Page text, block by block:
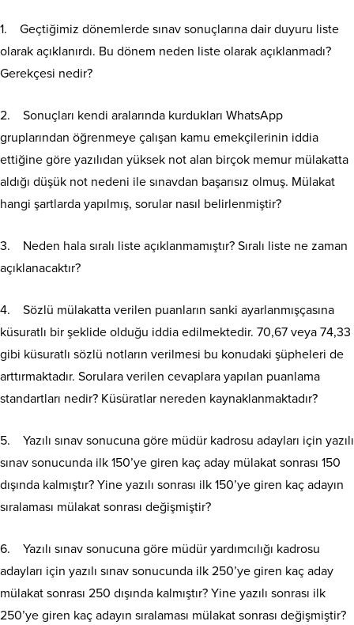
1. Geçtiğimiz dönemlerde sınav sonuçlarına dair duyuru liste
olarak açıklanırdı. Bu dönem neden liste olarak açıklanmadı?
Gerekçesi nedir?
2. Sonuçları kendi aralarında kurdukları WhatsApp
gruplarından öğrenmeye çalışan kamu emekçilerinin iddia
ettiğine göre yazılıdan yüksek not alan birçok memur mülakatta
aldığı düşük not nedeni ile sınavdan başarısız olmuş. Mülakat
hangi şartlarda yapılmış, sorular nasıl belirlenmiştir?
3. Neden hala sıralı liste açıklanmamıştır? Sıralı liste ne zaman
açıklanacaktır?
4. Sözlü mülakatta verilen puanların sanki ayarlanmışçasına
küsuratlı bir şeklide olduğu iddia edilmektedir. 70,67 veya 74,33
gibi küsuratlı sözlü notların verilmesi bu konudaki şüpheleri de
arttırmaktadır. Sorulara verilen cevaplara yapılan puanlama
standartları nedir? Küsüratlar nereden kaynaklanmaktadır?
5. Yazılı sınav sonucuna göre müdür kadrosu adayları için yazılı
sınav sonucunda ilk 150’ye giren kaç aday mülakat sonrası 150
dışında kalmıştır? Yine yazılı sonrası ilk 150’ye giren kaç adayın
sıralaması mülakat sonrası değişmiştir?
6. Yazılı sınav sonucuna göre müdür yardımcılığı kadrosu
adayları için yazılı sınav sonucunda ilk 250’ye giren kaç aday
mülakat sonrası 250 dışında kalmıştır? Yine yazılı sonrası ilk
250’ye giren kaç adayın sıralaması mülakat sonrası değişmiştir?